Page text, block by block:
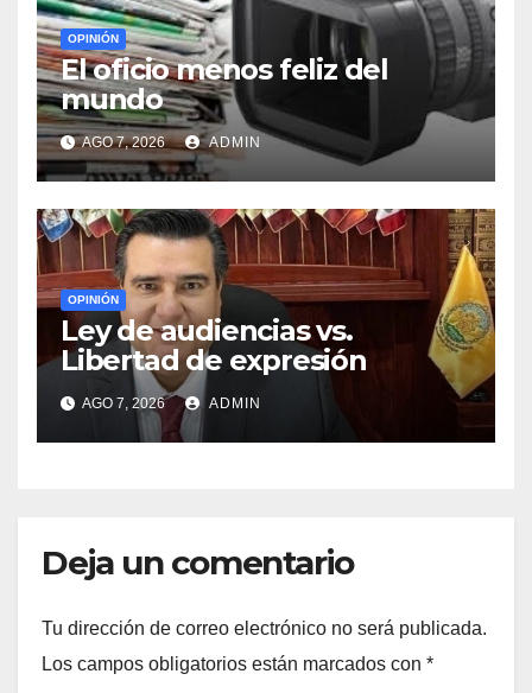
OPINIÓN
El oficio menos feliz del
mundo
AGO 7, 2026 ADMIN
OPINIÓN
Ley de audiencias vs.
Libertad de expresión
AGO 7, 2026 ADMIN
Deja un comentario
Tu dirección de correo electrónico no será publicada.
Los campos obligatorios están marcados con *